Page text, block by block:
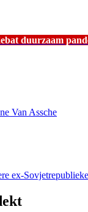
duurzaam
Van Assche
ex-